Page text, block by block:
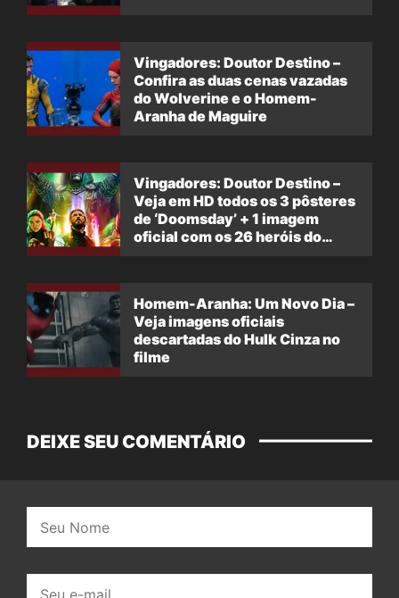
Vingadores: Doutor Destino –
Confira as duas cenas vazadas
do Wolverine e o Homem-
Aranha de Maguire
Vingadores: Doutor Destino –
Veja em HD todos os 3 pôsteres
de ‘Doomsday’ + 1 imagem
oficial com os 26 heróis do
Homem-Aranha: Um Novo Dia –
Veja imagens oficiais
descartadas do Hulk Cinza no
filme
DEIXE SEU COMENTÁRIO